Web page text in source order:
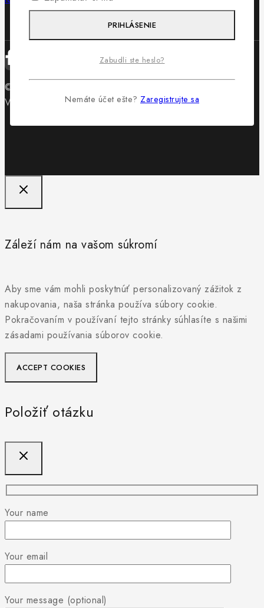
© 2026 Obuv Lewis - WordPress Theme by
Vytvorilo
Byteminds
Záleží nám na vašom súkromí
Aby sme vám mohli poskytnúť personalizovaný zážitok z
nakupovania, naša stránka používa súbory cookie.
Pokračovaním v používaní tejto stránky súhlasíte s našimi
zásadami používania súborov cookie.
ACCEPT COOKIES
Položiť otázku
Your name
Your email
Your message (optional)
PRIHLÁSENIE
Zabudli ste heslo?
Nemáte účet ešte? Zaregistrujte sa